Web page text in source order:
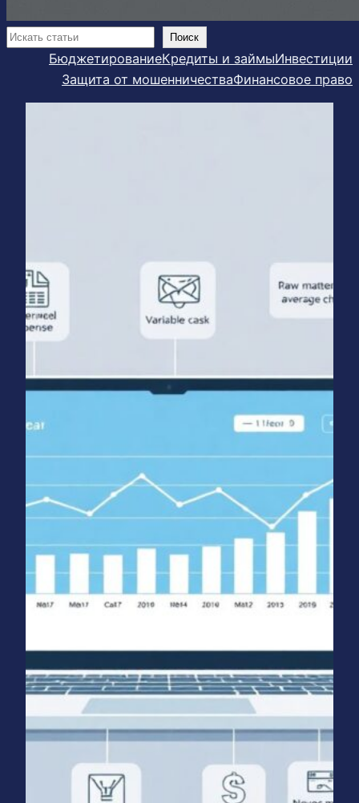
Поиск Поиск
БюджетированиеКредиты и займыИнвестиции
Защита от мошенничестваФинансовое право